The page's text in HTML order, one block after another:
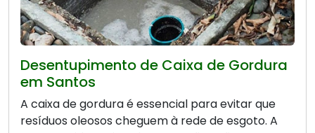
Desentupimento de Caixa de Gordura
em Santos
A caixa de gordura é essencial para evitar que
resíduos oleosos cheguem à rede de esgoto. A